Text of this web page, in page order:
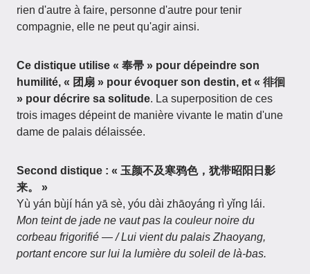
rien d'autre à faire, personne d'autre pour tenir
compagnie, elle ne peut qu'agir ainsi.
Ce distique utilise « 奉帚 » pour dépeindre son
humilité, « 团扇 » pour évoquer son destin, et « 徘徊
» pour décrire sa solitude. La superposition de ces
trois images dépeint de manière vivante le matin d'une
dame de palais délaissée.
Second distique : « 玉颜不及寒鸦色，犹带昭阳日影
来。 »
Yù yán bùjí hán yā sè, yóu dài zhāoyáng rì yǐng lái.
Mon teint de jade ne vaut pas la couleur noire du
corbeau frigorifié — / Lui vient du palais Zhaoyang,
portant encore sur lui la lumière du soleil de là-bas.